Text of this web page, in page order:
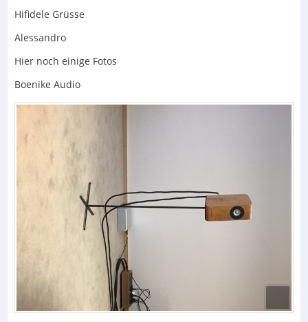
Hifidele Grüsse
Alessandro
Hier noch einige Fotos
Boenike Audio